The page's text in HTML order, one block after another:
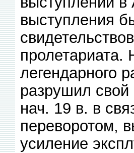
выступления
пролетариата.
легендарного
разрушил
нач. 19 в. в
переворотом,
усиление